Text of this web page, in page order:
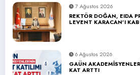
7 Ağustos 2026
REKTÖR DOĞAN, EIDA
LEVENT KARACAN’I
6 Ağustos 2026
GAÜN
KAT ARTTI